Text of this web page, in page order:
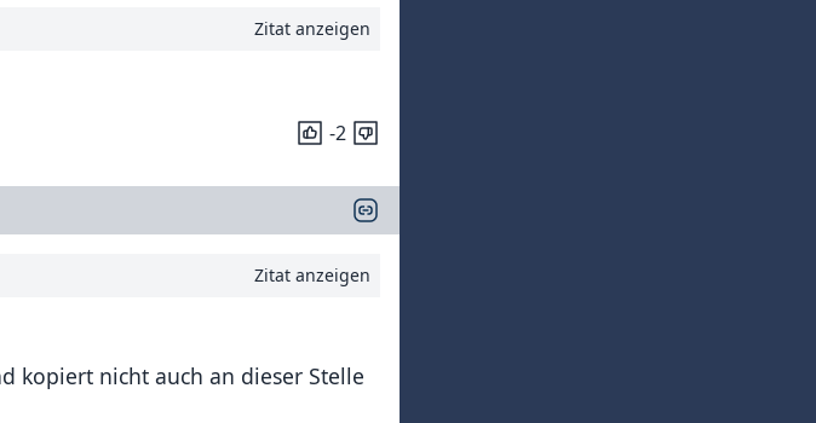
Zitat anzeigen
-2
Zitat anzeigen
kopiert nicht auch an dieser Stelle